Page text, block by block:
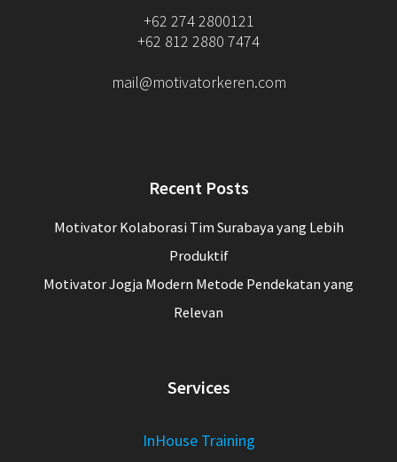
+62 274 2800121
+62 812 2880 7474
mail@motivatorkeren.com
Recent Posts
Motivator Kolaborasi Tim Surabaya yang Lebih
Produktif
Motivator Jogja Modern Metode Pendekatan yang
Relevan
Services
InHouse Training